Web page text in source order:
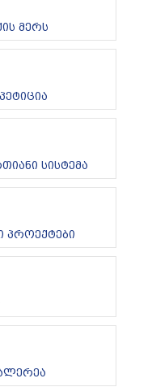
მერს
სისტემა
პროექტები